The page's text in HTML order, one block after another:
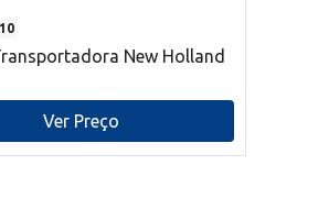
New Holland
Ver Preço